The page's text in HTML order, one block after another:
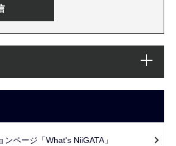
ページ「What's NiiGATA」